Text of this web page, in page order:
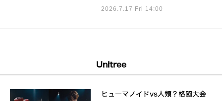
2026.7.17 Fri 14:00
Unitree
ヒューマノイドvs人類？格闘大会